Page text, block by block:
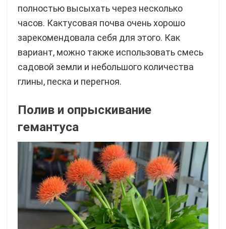
полностью высыхать через несколько
часов. Кактусовая почва очень хорошо
зарекомендовала себя для этого. Как
вариант, можно также использовать смесь
садовой земли и небольшого количества
глины, песка и перегноя.
Полив и опрыскивание
гемантуса